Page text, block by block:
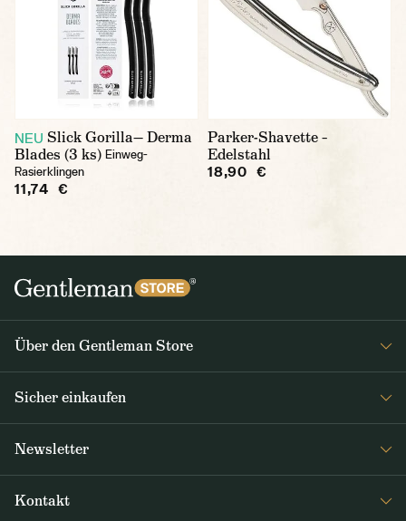
NEU Slick Gorilla— Derma
Blades (3 ks) Einweg-
Rasierklingen
11,74 €
Parker-Shavette –
Edelstahl
18,90 €
Über den Gentleman Store
Journal
Sicher einkaufen
AGB / Datenschutz
Newsletter
Gentleman Store sowie Nachrichten über neue Produkte und
Kontakt